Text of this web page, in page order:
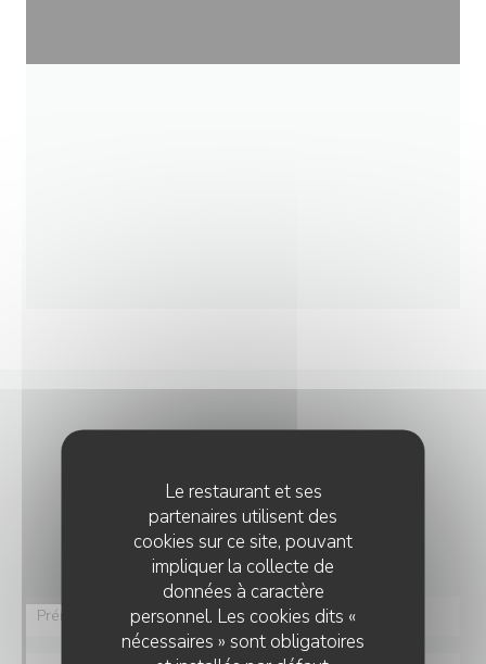
Le restaurant et ses
partenaires utilisent des
cookies sur ce site, pouvant
impliquer la collecte de
données à caractère
personnel. Les cookies dits «
nécessaires » sont obligatoires
Vous désirez nous contacter ?
Remplissez le formulaire ci-dessous !